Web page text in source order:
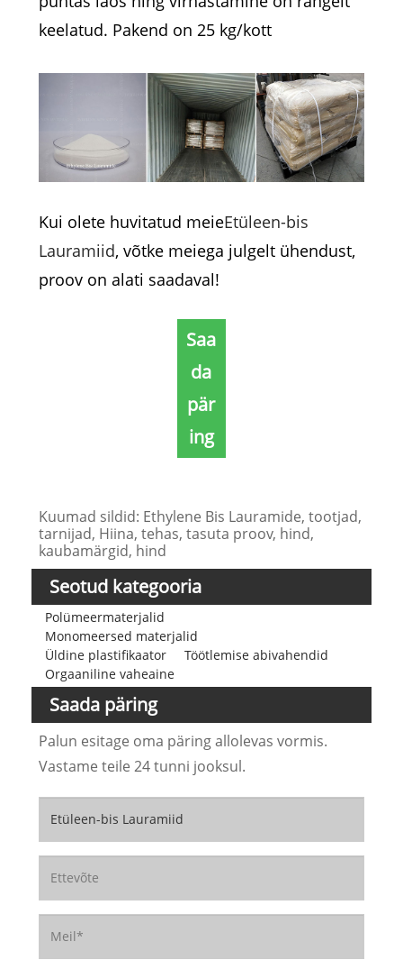
keelatud. Pakend on 25 kg/kott
Kui olete huvitatud meieEtüleen-bis
Lauramiid, võtke meiega julgelt ühendust,
proov on alati saadaval!
Saa
da
pär
ing
Kuumad sildid: Ethylene Bis Lauramide, tootjad,
tarnijad, Hiina, tehas, tasuta proov, hind,
kaubamärgid, hind
Seotud kategooria
Polümeermaterjalid
Monomeersed materjalid
Üldine plastifikaator
Töötlemise abivahendid
Orgaaniline vaheaine
Saada päring
Palun esitage oma päring allolevas vormis.
Vastame teile 24 tunni jooksul.